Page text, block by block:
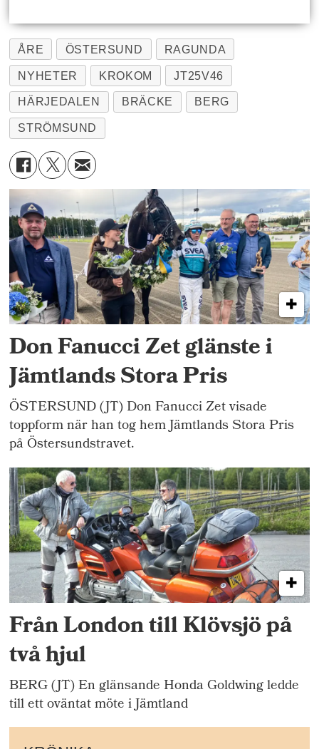
ÅRE ÖSTERSUND RAGUNDA
NYHETER KROKOM JT25V46
HÄRJEDALEN BRÄCKE BERG
STRÖMSUND
Don Fanucci Zet glänste i
Jämtlands Stora Pris
ÖSTERSUND (JT) Don Fanucci Zet visade
toppform när han tog hem Jämtlands Stora Pris
på Östersundstravet.
Från London till Klövsjö på
två hjul
BERG (JT) En glänsande Honda Goldwing ledde
till ett oväntat möte i Jämtland